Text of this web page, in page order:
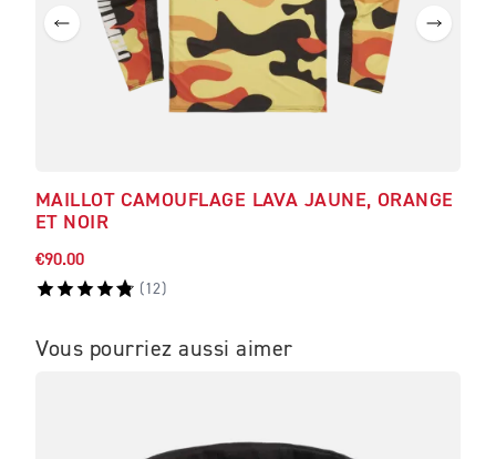
MAILLOT CAMOUFLAGE LAVA JAUNE, ORANGE
ET NOIR
€90.00
( 12)
Vous pourriez aussi aimer